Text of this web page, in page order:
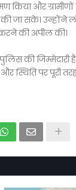
किया और
जा सके। उन्होंने
की अपील की।
की जिम्मेदारी
स्थिति पर पूरी